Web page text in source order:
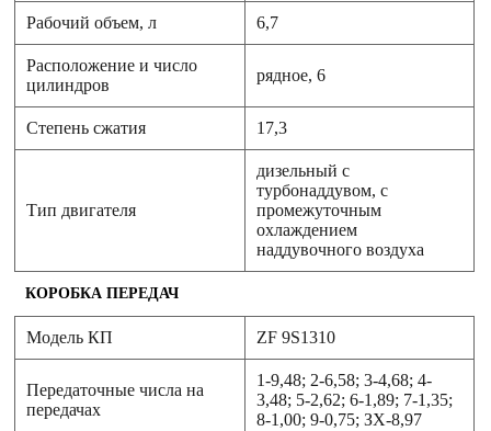
Рабочий объем, л 6,7
Расположение и число
цилиндров
рядное, 6
Степень сжатия 17,3
Тип двигателя
дизельный с
турбонаддувом, с
промежуточным
охлаждением
наддувочного воздуха
КОРОБКА ПЕРЕДАЧ
Модель КП ZF 9S1310
Передаточные числа на
передачах
1-9,48; 2-6,58; 3-4,68; 4-
3,48; 5-2,62; 6-1,89; 7-1,35;
8-1,00; 9-0,75; ЗХ-8,97